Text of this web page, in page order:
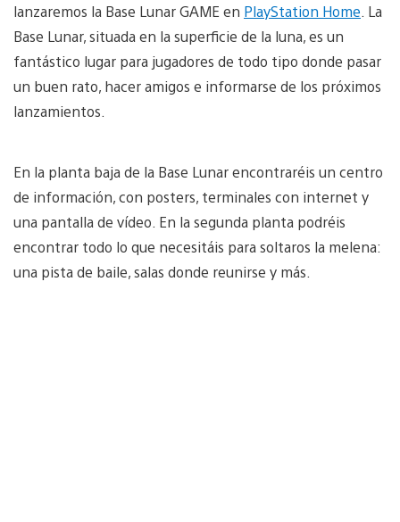
lanzaremos la Base Lunar GAME en PlayStation Home . La
Base Lunar, situada en la superficie de la luna, es un
fantástico lugar para jugadores de todo tipo donde pasar
un buen rato, hacer amigos e informarse de los próximos
lanzamientos.
En la planta baja de la Base Lunar encontraréis un centro
de información, con posters, terminales con internet y
una pantalla de vídeo. En la segunda planta podréis
encontrar todo lo que necesitáis para soltaros la melena:
una pista de baile, salas donde reunirse y más.